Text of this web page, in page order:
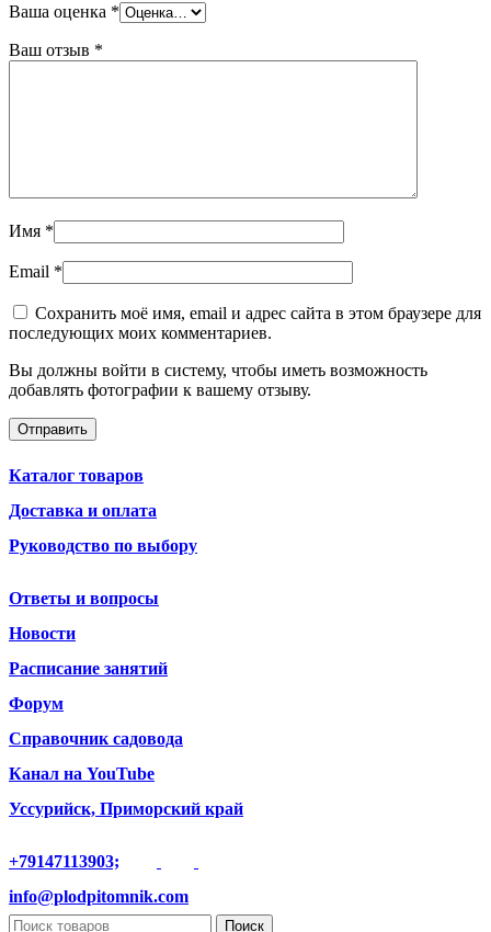
Ваша оценка *
Ваш отзыв *
Имя *
Email *
Сохранить моё имя, email и адрес сайта в этом браузере для
последующих моих комментариев.
Вы должны войти в систему, чтобы иметь возможность
добавлять фотографии к вашему отзыву.
Каталог товаров
Доставка и оплата
Руководство по выбору
Ответы и вопросы
Новости
Расписание занятий
Форум
Справочник садовода
Канал на YouTube
Уссурийск, Приморский край
+79147113903;
info@plodpitomnik.com
Поиск